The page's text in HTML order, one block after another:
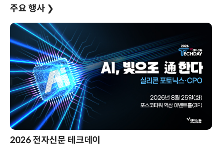
주요 행사 ❯
2026 전자신문 테크데이